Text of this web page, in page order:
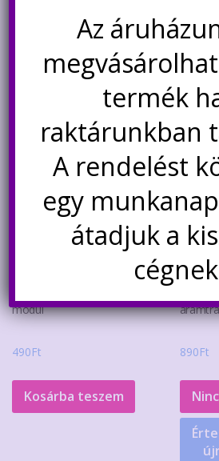
Kosárba teszem
modul
490Ft
Kosárba teszem
890Ft
Az
termék
raktárunkban
A rendelést
egy
átadjuk a